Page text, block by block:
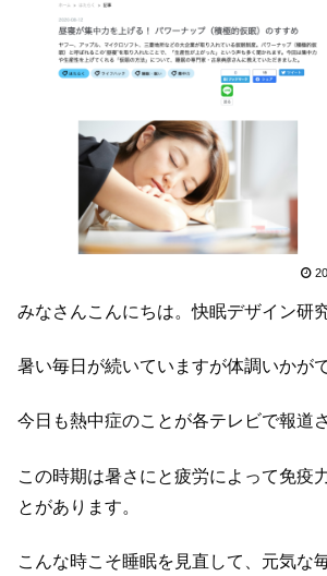
みなさんこんにちは。快眠デザイン研
暑い毎日が続いていますが体調いかが
今日も熱中症のことが各テレビで報道
この時期は暑さにと疲労によって免疫
とがあります。
こんな時こそ睡眠を見直して、元気な